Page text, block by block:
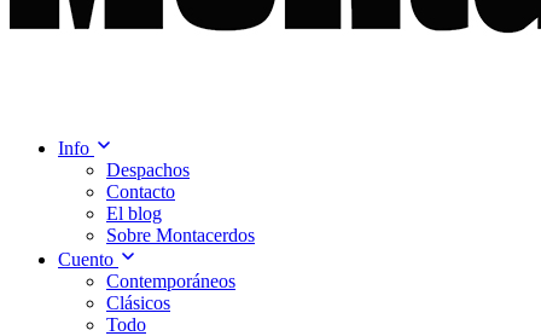
Info
Despachos
Contacto
El blog
Sobre Montacerdos
Cuento
Contemporáneos
Clásicos
Todo